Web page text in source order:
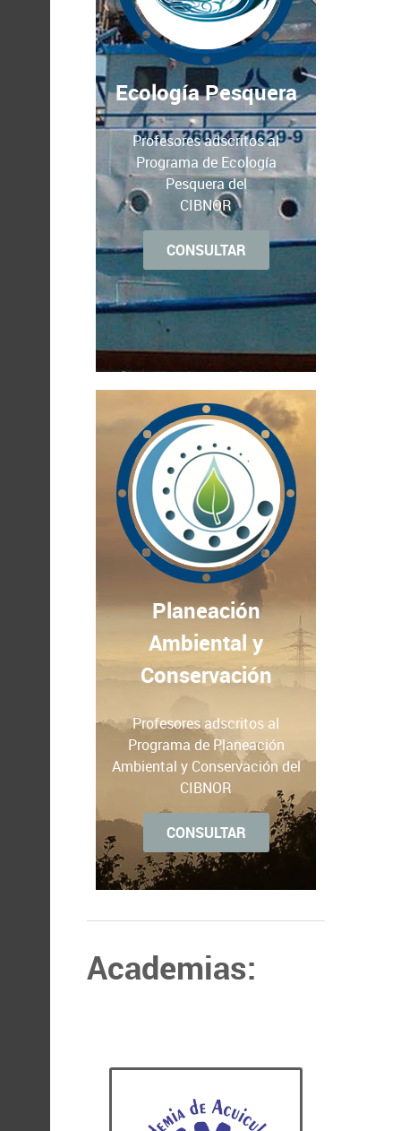
Ecología Pesquera
Profesores adscritos al
Programa de Ecología
Pesquera del
CIBNOR
CONSULTAR
Planeación
Ambiental y
Conservación
Profesores adscritos al
Programa de Planeación
Ambiental y Conservación del
CIBNOR
CONSULTAR
Academias: